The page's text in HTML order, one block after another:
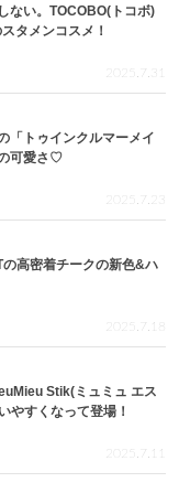
ない。TOCOBO(トコボ)
タメンコスメ！
2025.7.31
「トゥインクルマーメイ
可愛さ♡
2025.7.23
高密着チークの新色&ハ
2025.7.18
Stik(ミュミュ エス
やすくなって登場！
2025.7.11